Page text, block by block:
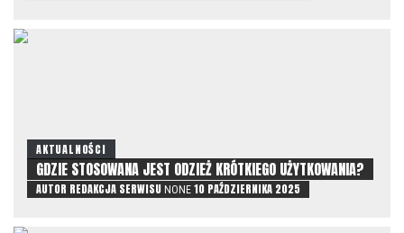
AKTUALNOŚCI
GDZIE STOSOWANA JEST ODZIEŻ KRÓTKIEGO UŻYTKOWANIA?
AUTOR REDAKCJA SERWISU NONE 10 PAŹDZIERNIKA 2025